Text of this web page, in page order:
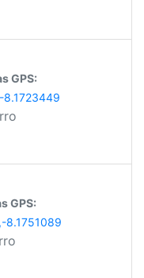
GPS:
8.1723449
GPS:
8.1751089